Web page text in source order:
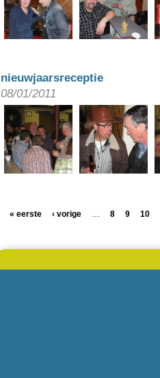
nieuwjaarsreceptie
08/01/2011
« eerste ‹ vorige … 8 9 10